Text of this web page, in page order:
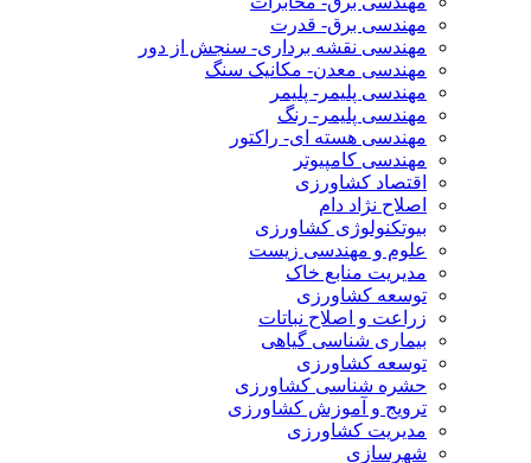
مهندسی برق- قدرت
مهندسی نقشه برداری- سنجش از دور
مهندسی معدن- مکانیک سنگ
مهندسی پلیمر- پلیمر
مهندسی پلیمر- رنگ
مهندسی هسته ای- راکتور
مهندسی کامپیوتر
اقتصاد کشاورزی
اصلاح نژاد دام
بیوتکنولوژی کشاورزی
علوم و مهندسی زیست
مدیریت منابع خاک
توسعه کشاورزی
زراعت و اصلاح نباتات
بیماری شناسی گیاهی
توسعه کشاورزی
حشره شناسی کشاورزی
ترویج و آموزش کشاورزی
مدیریت کشاورزی
شهرسازی